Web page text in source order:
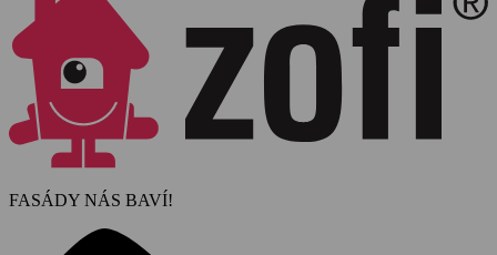
FASÁDY NÁS BAVÍ!